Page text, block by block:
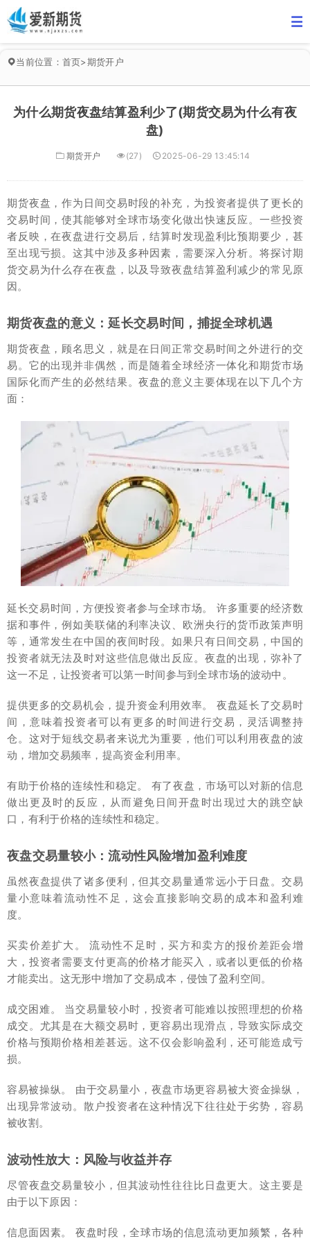
当前位置： 首页>期货开户
为什么期货夜盘结算盈利少了(期货交易为什么有夜
盘)
期货开户 (27) 2025-06-29 13:45:14
期货夜盘，作为日间交易时段的补充，为投资者提供了更长的
交易时间，使其能够对全球市场变化做出快速反应。一些投资
者反映，在夜盘进行交易后，结算时发现盈利比预期要少，甚
至出现亏损。这其中涉及多种因素，需要深入分析。将探讨期
货交易为什么存在夜盘，以及导致夜盘结算盈利减少的常见原
因。
期货夜盘的意义：延长交易时间，捕捉全球机遇
期货夜盘，顾名思义，就是在日间正常交易时间之外进行的交
易。它的出现并非偶然，而是随着全球经济一体化和期货市场
国际化而产生的必然结果。夜盘的意义主要体现在以下几个方
面：
延长交易时间，方便投资者参与全球市场。 许多重要的经济数
据和事件，例如美联储的利率决议、欧洲央行的货币政策声明
等，通常发生在中国的夜间时段。如果只有日间交易，中国的
投资者就无法及时对这些信息做出反应。夜盘的出现，弥补了
这一不足，让投资者可以第一时间参与到全球市场的波动中。
提供更多的交易机会，提升资金利用效率。 夜盘延长了交易时
间，意味着投资者可以有更多的时间进行交易，灵活调整持
仓。这对于短线交易者来说尤为重要，他们可以利用夜盘的波
动，增加交易频率，提高资金利用率。
有助于价格的连续性和稳定。 有了夜盘，市场可以对新的信息
做出更及时的反应，从而避免日间开盘时出现过大的跳空缺
口，有利于价格的连续性和稳定。
夜盘交易量较小：流动性风险增加盈利难度
虽然夜盘提供了诸多便利，但其交易量通常远小于日盘。交易
量小意味着流动性不足，这会直接影响交易的成本和盈利难
度。
买卖价差扩大。 流动性不足时，买方和卖方的报价差距会增
大，投资者需要支付更高的价格才能买入，或者以更低的价格
才能卖出。这无形中增加了交易成本，侵蚀了盈利空间。
成交困难。 当交易量较小时，投资者可能难以按照理想的价格
成交。尤其是在大额交易时，更容易出现滑点，导致实际成交
价格与预期价格相差甚远。这不仅会影响盈利，还可能造成亏
损。
容易被操纵。 由于交易量小，夜盘市场更容易被大资金操纵，
出现异常波动。散户投资者在这种情况下往往处于劣势，容易
被收割。
波动性放大：风险与收益并存
尽管夜盘交易量较小，但其波动性往往比日盘更大。这主要是
由于以下原因：
信息面因素。 夜盘时段，全球市场的信息流动更加频繁，各种